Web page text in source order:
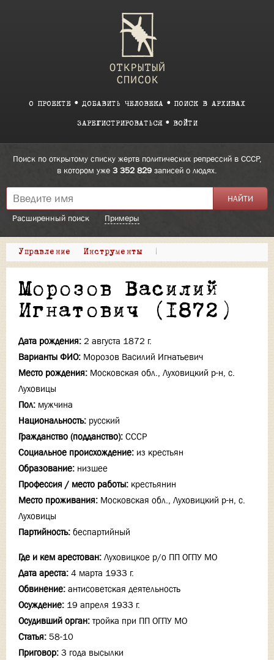
О ПРОЕКТЕ ДОБАВИТЬ ЧЕЛОВЕКА ПОИСК В АРХИВАХ
ЗАРЕГИСТРИРОВАТЬСЯ ВОЙТИ
Поиск по открытому списку жертв политических репрессий в СССР,
в котором уже 3 352 829 записей о людях.
Расширенный поиск Примеры
Управление Инструменты |
Морозов Василий
Игнатович (1872)
Дата рождения: 2 августа 1872 г.
Варианты ФИО: Морозов Василий Игнатьевич
Место рождения: Московская обл., Луховицкий р-н, с.
Луховицы
Пол: мужчина
Национальность: русский
Гражданство (подданство): СССР
Социальное происхождение: из крестьян
Образование: низшее
Профессия / место работы: крестьянин
Место проживания: Московская обл., Луховицкий р-н, с.
Луховицы
Партийность: беспартийный
Где и кем арестован: Луховицкое р/о ПП ОГПУ МО
Дата ареста: 4 марта 1933 г.
Обвинение: антисоветская деятельность
Осуждение: 19 апреля 1933 г.
Осудивший орган: тройка при ПП ОГПУ МО
Статья: 58-10
Приговор: 3 года высылки